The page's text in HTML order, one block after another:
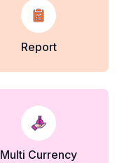
Report
Multi Currency